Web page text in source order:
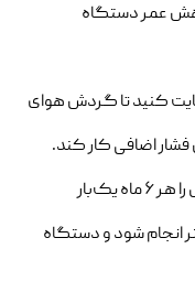
عمر دستگاه
رعایت کنید تا گردش هوای
فشار اضافی کار کند.
کندانسور یا شبکه‌های پشت یخچال را هر ۶ ماه یک‌بار
انجام شود و دستگاه